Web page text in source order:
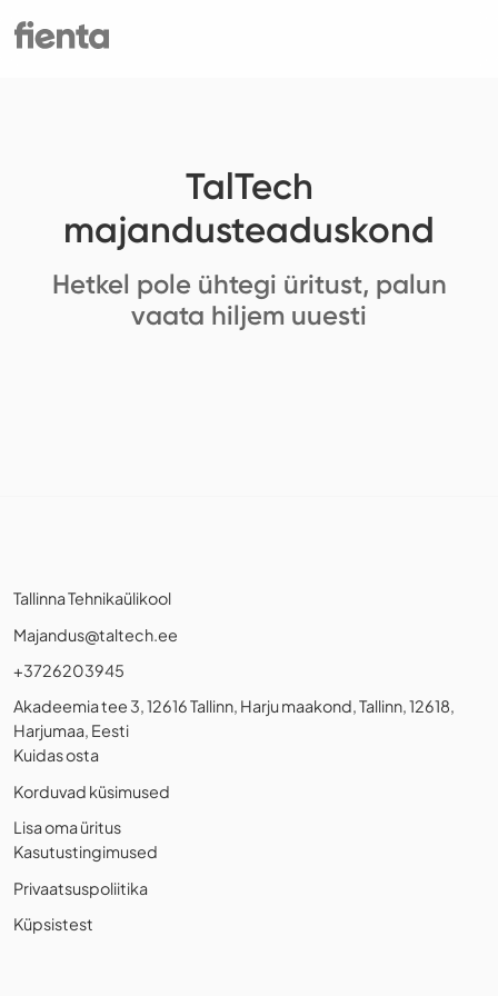
TalTech
majandusteaduskond
Hetkel pole ühtegi üritust, palun
vaata hiljem uuesti
Tallinna Tehnikaülikool
Majandus@taltech.ee
+3726203945
Akadeemia tee 3, 12616 Tallinn, Harju maakond, Tallinn, 12618,
Harjumaa, Eesti
Kuidas osta
Korduvad küsimused
Lisa oma üritus
Kasutustingimused
Privaatsuspoliitika
Küpsistest